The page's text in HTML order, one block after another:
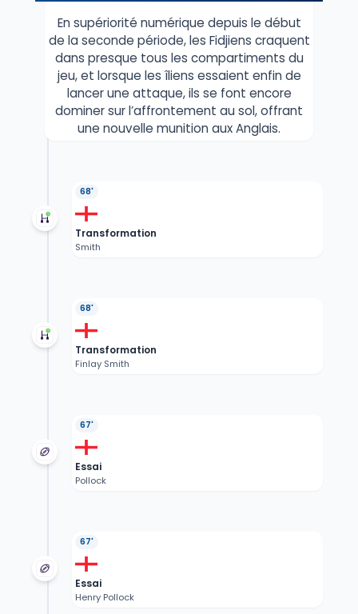
En supériorité numérique depuis le début
de la seconde période, les Fidjiens craquent
dans presque tous les compartiments du
jeu, et lorsque les îliens essaient enfin de
lancer une attaque, ils se font encore
dominer sur l’affrontement au sol, offrant
une nouvelle munition aux Anglais.
68'
Transformation
Smith
68'
Transformation
Finlay Smith
67'
Essai
Pollock
67'
Essai
Henry Pollock